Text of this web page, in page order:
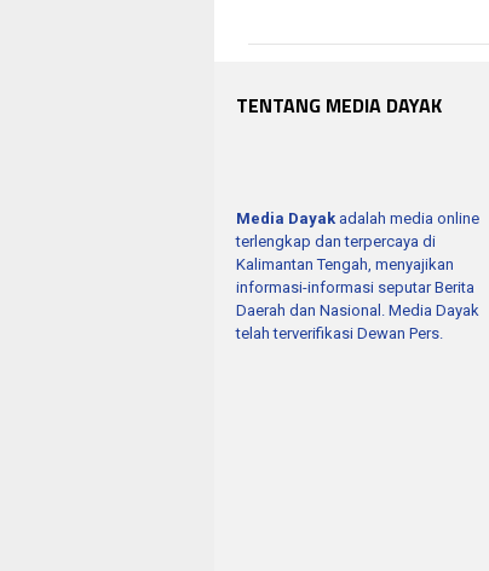
TENTANG MEDIA DAYAK
Media Dayak adalah media online
terlengkap dan terpercaya di
Kalimantan Tengah, menyajikan
informasi-informasi seputar Berita
Daerah dan Nasional. Media Dayak
telah terverifikasi Dewan Pers.